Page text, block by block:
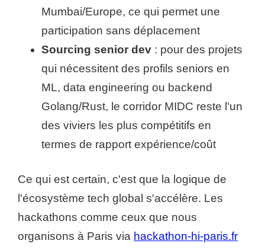
Mumbai/Europe, ce qui permet une
participation sans déplacement
Sourcing senior dev : pour des projets
qui nécessitent des profils seniors en
ML, data engineering ou backend
Golang/Rust, le corridor MIDC reste l'un
des viviers les plus compétitifs en
termes de rapport expérience/coût
Ce qui est certain, c'est que la logique de
l'écosystème tech global s'accélère. Les
hackathons comme ceux que nous
organisons à Paris via hackathon-hi-paris.fr